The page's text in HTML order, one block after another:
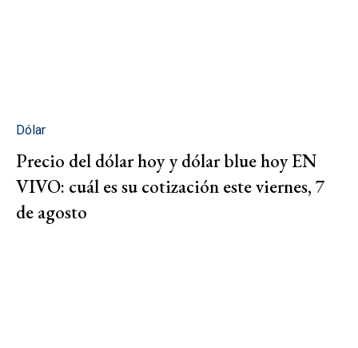
Dólar
Precio del dólar hoy y dólar blue hoy EN
VIVO: cuál es su cotización este viernes, 7
de agosto